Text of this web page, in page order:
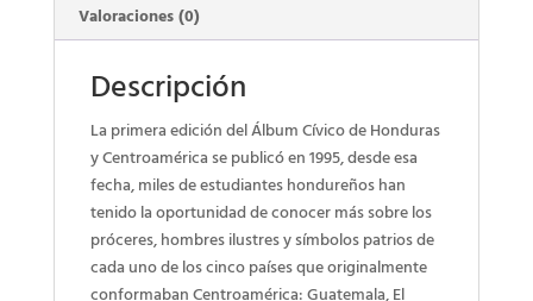
Valoraciones (0)
Descripción
La primera edición del Álbum Cívico de Honduras
y Centroamérica se publicó en 1995, desde esa
fecha, miles de estudiantes hondureños han
tenido la oportunidad de conocer más sobre los
próceres, hombres ilustres y símbolos patrios de
cada uno de los cinco países que originalmente